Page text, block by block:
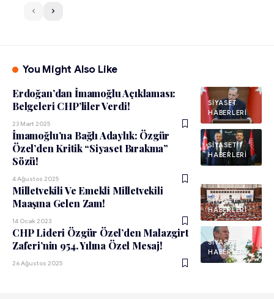
You Might Also Like
SIYASET
HABERLERI
Erdoğan’dan İmamoğlu Açıklaması:
Belgeleri CHP’liler Verdi!
23 Mart 2025
SIYASET
HABERLERI
İmamoğlu’na Bağlı Adaylık: Özgür
Özel’den Kritik “Siyaset Bırakma”
Sözü!
4 Ağustos 2025
SIYASET
HABERLERI
Milletvekili Ve Emekli Milletvekili
Maaşına Gelen Zam!
14 Ocak 2023
SIYASET
HABERLERI
CHP Lideri Özgür Özel’den Malazgirt
Zaferi’nin 954. Yılına Özel Mesaj!
26 Ağustos 2025